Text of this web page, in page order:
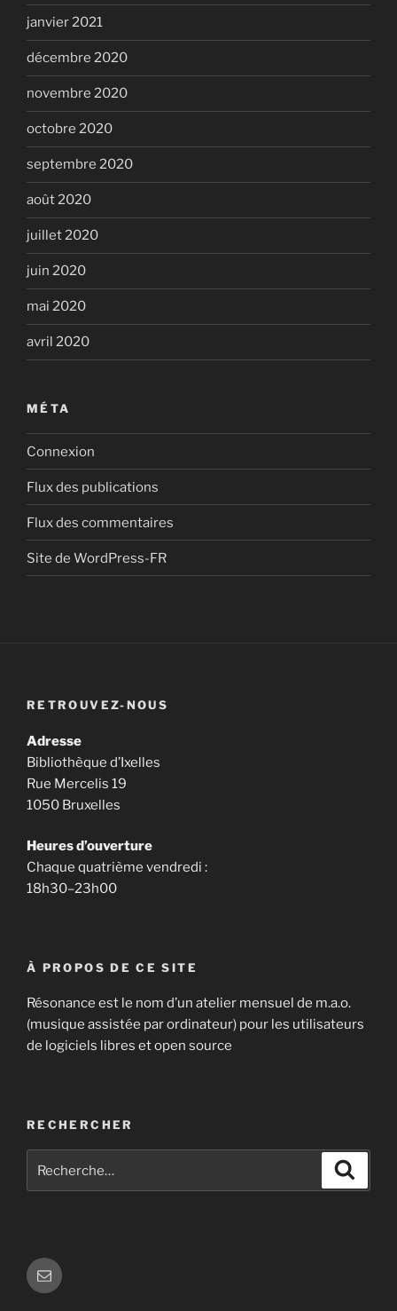
janvier 2021
décembre 2020
novembre 2020
octobre 2020
septembre 2020
août 2020
juillet 2020
juin 2020
mai 2020
avril 2020
MÉTA
Connexion
Flux des publications
Flux des commentaires
Site de WordPress-FR
RETROUVEZ-NOUS
Adresse
Bibliothèque d’Ixelles
Rue Mercelis 19
1050 Bruxelles
Heures d’ouverture
Chaque quatrième vendredi :
18h30–23h00
À PROPOS DE CE SITE
Résonance est le nom d’un atelier mensuel de m.a.o.
(musique assistée par ordinateur) pour les utilisateurs
de logiciels libres et open source
RECHERCHER
pour
E-
mail